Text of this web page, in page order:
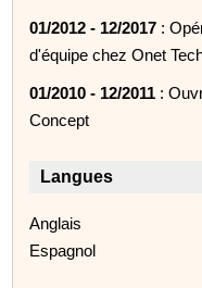
01/2012 - 12/2017 :
d'équipe chez Onet
01/2010 - 12/2011 :
Concept
Langues
Anglais
Espagnol